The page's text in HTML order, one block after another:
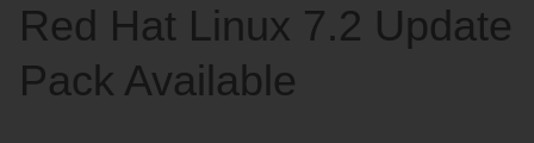
Red Hat Linux 7.2 Update
Pack Available